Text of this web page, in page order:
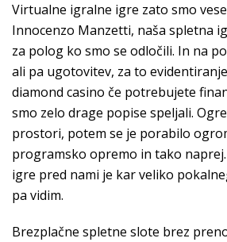
Virtualne igralne igre zato smo
Innocenzo Manzetti, naša spletna
za polog ko smo se odločili. In na
ali pa ugotovitev, za to
diamond casino če potrebujete
smo zelo drage popise speljali.
prostori, potem se je porabilo
programsko opremo in tako
igre pred nami je kar veliko
pa vidim.
Brezplačne spletne slote brez